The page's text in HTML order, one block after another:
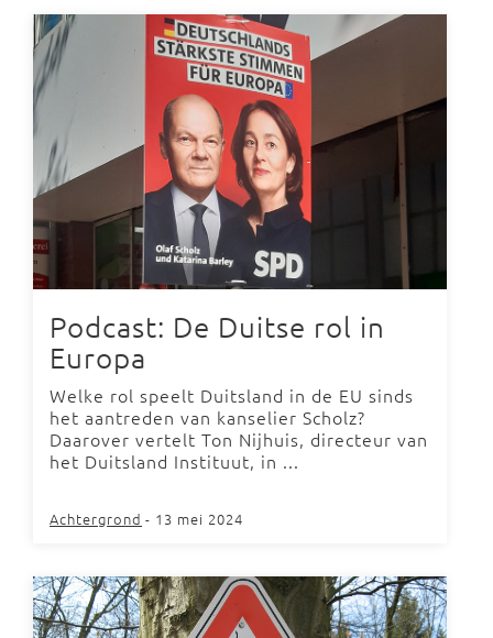
Podcast: De Duitse rol in
Europa
Welke rol speelt Duitsland in de EU sinds
het aantreden van kanselier Scholz?
Daarover vertelt Ton Nijhuis, directeur van
het Duitsland Instituut, in ...
Achtergrond - 13 mei 2024